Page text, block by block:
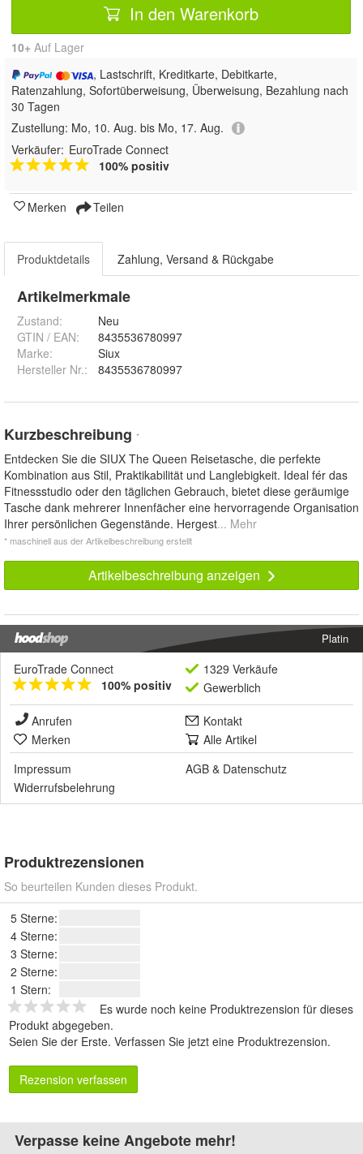
In den Warenkorb
10+ Auf Lager
, Lastschrift, Kreditkarte, Debitkarte,
Ratenzahlung, Sofortüberweisung, Überweisung, Bezahlung nach
30 Tagen
Zustellung: Mo, 10. Aug. bis Mo, 17. Aug.
Verkäufer: EuroTrade Connect
100% positiv
Merken Teilen
Produktdetails Zahlung, Versand & Rückgabe
Artikelmerkmale
Zustand:
Neu
GTIN / EAN:
8435536780997
Marke:
Siux
Hersteller Nr.:
8435536780997
Kurzbeschreibung *
Entdecken Sie die SIUX The Queen Reisetasche, die perfekte
Kombination aus Stil, Praktikabilität und Langlebigkeit. Ideal fér das
Fitnessstudio oder den täglichen Gebrauch, bietet diese geräumige
Tasche dank mehrerer Innenfächer eine hervorragende Organisation
Ihrer persönlichen Gegenstände. Hergest... Mehr
* maschinell aus der Artikelbeschreibung erstellt
Artikelbeschreibung anzeigen
Platin
EuroTrade Connect
100% positiv
1329 Verkäufe
Gewerblich
Anrufen
Kontakt
Merken
Alle Artikel
Impressum
AGB & Datenschutz
Widerrufsbelehrung
Produktrezensionen
So beurteilen Kunden dieses Produkt.
5 Sterne:
4 Sterne:
3 Sterne:
2 Sterne:
1 Stern:
Es wurde noch keine Produktrezension für dieses
Produkt abgegeben.
Seien Sie der Erste. Verfassen Sie jetzt eine Produktrezension.
Rezension verfassen
Verpasse keine Angebote mehr!